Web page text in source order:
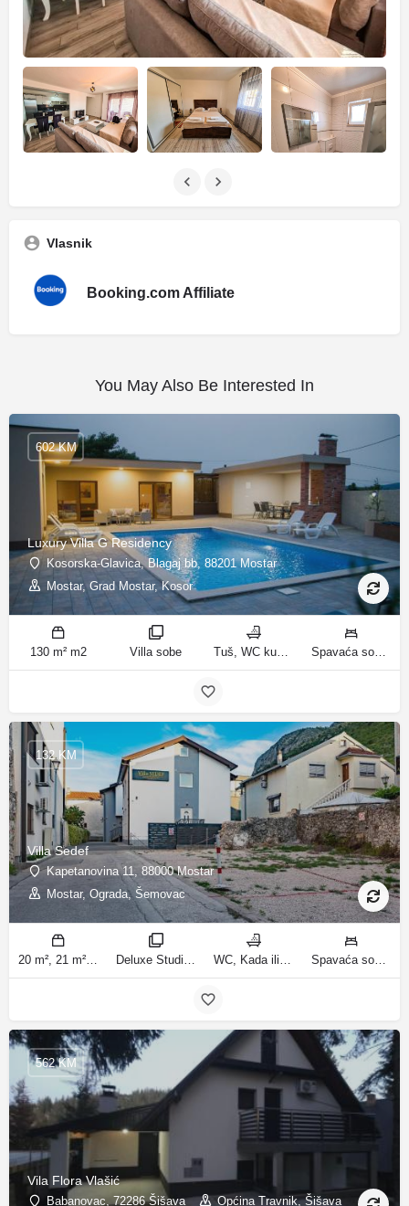
Vlasnik
Booking.com Affiliate
You May Also Be Interested In
Luxury Villa G Residency
Kosorska-Glavica, Blagaj bb, 88201 Mostar
Mostar, Grad Mostar, Kosor
602 KM
130 m² m2 Villa sobe Tuš, WC kupatila Spavaća soba 1: 1 bračni krevet | Spavaća soba 2: 2 kreveta za jednu osobu | Spavaća soba 3: 1 bračni krevet | Spavaća soba 4: 2 kreveta za jednu osobu | Dnevni boravak: 1 kauč na razvlačenje ležaja
Villa Sedef
Kapetanovina 11, 88000 Mostar
Mostar, Ograda, Šemovac
132 KM
20 m², 21 m², 31 m², 30 m² m2 Deluxe Studio, Studio sa balkonom, Apartman, Deluxe jednosobni apartman, Apartman sa balkonom sobe WC, Kada ili tuš kupatila Spavaća soba 1: 1 bračni krevet | Dnevni boravak: 1 kauč na razvlačenje | Spavaća soba 1: 1 francuski bračni krevet ležaja
Vila Flora Vlašić
Babanovac, 72286 Šišava Općina Travnik, Šišava
562 KM